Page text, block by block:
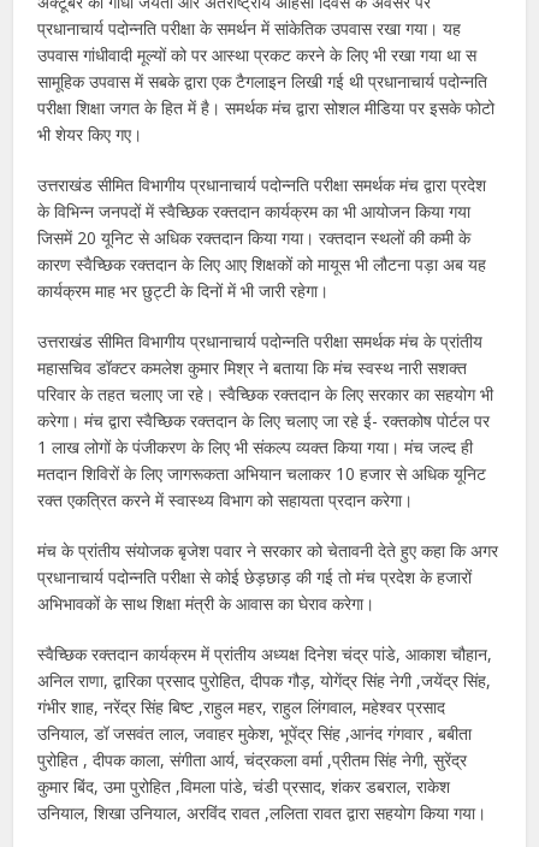
प्रधानाचार्य पदोन्नति परीक्षा के समर्थन में सांकेतिक उपवास रखा गया। यह
उपवास गांधीवादी मूल्यों को पर आस्था प्रकट करने के लिए भी रखा गया था स
सामूहिक उपवास में सबके द्वारा एक टैगलाइन लिखी गई थी प्रधानाचार्य पदोन्नति
परीक्षा शिक्षा जगत के हित में है। समर्थक मंच द्वारा सोशल मीडिया पर इसके फोटो
भी शेयर किए गए।
उत्तराखंड सीमित विभागीय प्रधानाचार्य पदोन्नति परीक्षा समर्थक मंच द्वारा प्रदेश
के विभिन्न जनपदों में स्वैच्छिक रक्तदान कार्यक्रम का भी आयोजन किया गया
जिसमें 20 यूनिट से अधिक रक्तदान किया गया। रक्तदान स्थलों की कमी के
कारण स्वैच्छिक रक्तदान के लिए आए शिक्षकों को मायूस भी लौटना पड़ा अब यह
कार्यक्रम माह भर छुट्टी के दिनों में भी जारी रहेगा।
उत्तराखंड सीमित विभागीय प्रधानाचार्य पदोन्नति परीक्षा समर्थक मंच के प्रांतीय
महासचिव डॉक्टर कमलेश कुमार मिश्र ने बताया कि मंच स्वस्थ नारी सशक्त
परिवार के तहत चलाए जा रहे। स्वैच्छिक रक्तदान के लिए सरकार का सहयोग भी
करेगा। मंच द्वारा स्वैच्छिक रक्तदान के लिए चलाए जा रहे ई- रक्तकोष पोर्टल पर
1 लाख लोगों के पंजीकरण के लिए भी संकल्प व्यक्त किया गया। मंच जल्द ही
मतदान शिविरों के लिए जागरूकता अभियान चलाकर 10 हजार से अधिक यूनिट
रक्त एकत्रित करने में स्वास्थ्य विभाग को सहायता प्रदान करेगा।
मंच के प्रांतीय संयोजक बृजेश पवार ने सरकार को चेतावनी देते हुए कहा कि अगर
प्रधानाचार्य पदोन्नति परीक्षा से कोई छेड़छाड़ की गई तो मंच प्रदेश के हजारों
अभिभावकों के साथ शिक्षा मंत्री के आवास का घेराव करेगा।
स्वैच्छिक रक्तदान कार्यक्रम में प्रांतीय अध्यक्ष दिनेश चंद्र पांडे, आकाश चौहान,
अनिल राणा, द्वारिका प्रसाद पुरोहित, दीपक गौड़, योगेंद्र सिंह नेगी ,जयेंद्र सिंह,
गंभीर शाह, नरेंद्र सिंह बिष्ट ,राहुल महर, राहुल लिंगवाल, महेश्वर प्रसाद
उनियाल, डॉ जसवंत लाल, जवाहर मुकेश, भूपेंद्र सिंह ,आनंद गंगवार , बबीता
पुरोहित , दीपक काला, संगीता आर्य, चंद्रकला वर्मा ,प्रीतम सिंह नेगी, सुरेंद्र
कुमार बिंद, उमा पुरोहित ,विमला पांडे, चंडी प्रसाद, शंकर डबराल, राकेश
उनियाल, शिखा उनियाल, अरविंद रावत ,ललिता रावत द्वारा सहयोग किया गया।